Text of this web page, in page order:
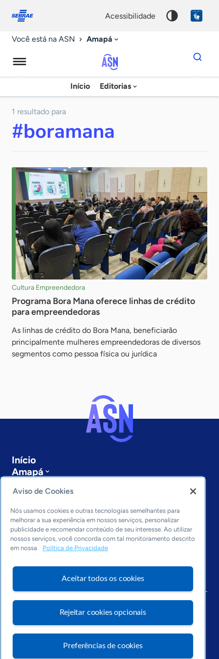
conosco
acessibilidade
Você está na ASN Amapá
Agência
Sebrae
Notícias
Início Editorias
Dados
para
chave
1 resultado para
#boramana
Cultura Empreendedora
Programa Bora Mana oferece linhas de crédito
para empreendedoras
As linhas de crédito do Bora Mana, beneficiarão
principalmente mulheres empreendedoras de diversos
segmentos como pessoa física ou jurídica
Início
Amapá
Últimas notícias
Entre em contato
Editorias
Economia & Política
Inovação & Tecnologia
Visite o Portal Sebrae
Aviso de Cookies
Nós usamos cookies e outras tecnologias semelhantes para
melhorar a sua experiência em nossos serviços, personalizar
publicidade e recomendar conteúdo de seu interesse. Ao utilizar
nossos serviços, você concorda com tal monitoramento descrito
em nossa
Política de Privacidade
Aceitar todos os cookies
Rejeitar cookies opcionais
Preferências de cookies